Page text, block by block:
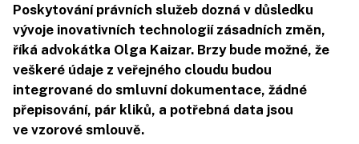
Poskytování právních služeb dozná v důsledku
vývoje inovativních technologií zásadních změn,
říká advokátka Olga Kaizar. Brzy bude možné, že
veškeré údaje z veřejného cloudu budou
integrované do smluvní dokumentace, žádné
přepisování, pár kliků, a potřebná data jsou
ve vzorové smlouvě.